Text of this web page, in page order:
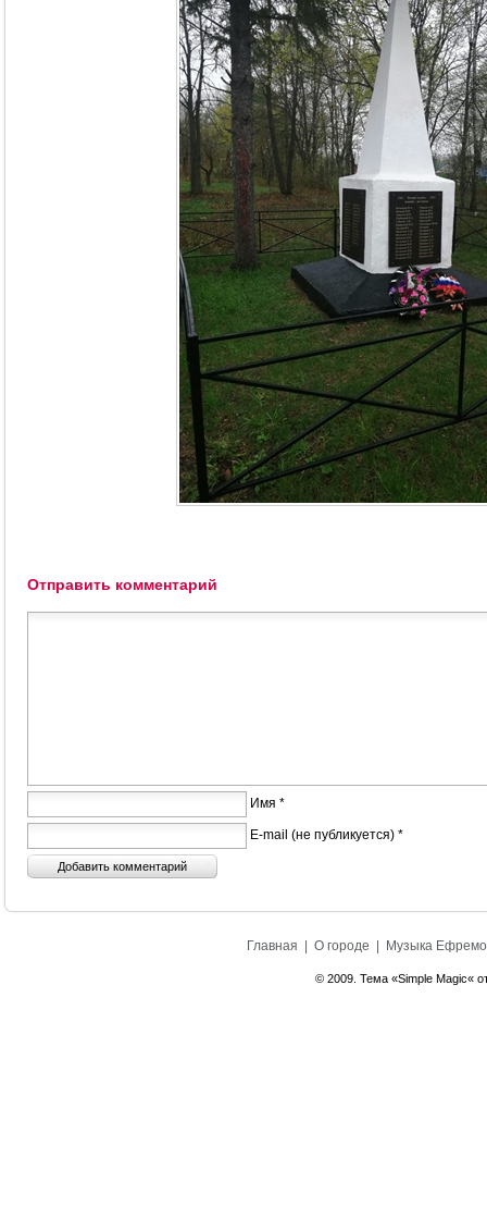
Отправить комментарий
Имя *
E-mail (не публикуется) *
Главная О городе Музыка
© 2009. Тема «Simple Magic«